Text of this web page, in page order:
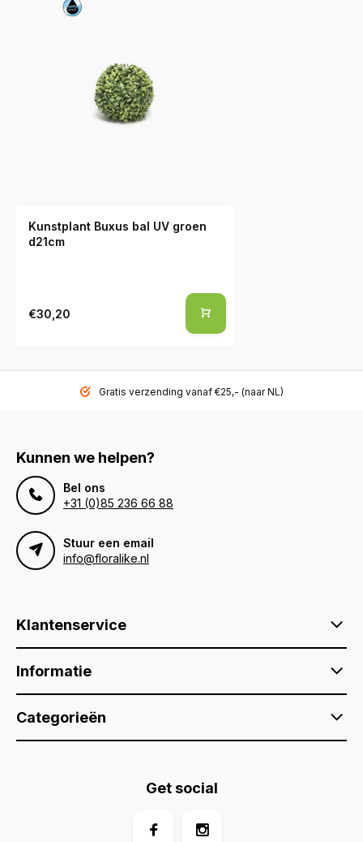
Kunstplant Buxus bal UV groen
d21cm
€30,20
Gratis verzending vanaf €25,- (naar NL)
Kunnen we helpen?
Bel ons
+31 (0)85 236 66 88
Stuur een email
info@floralike.nl
Klantenservice
Informatie
Categorieën
Get social